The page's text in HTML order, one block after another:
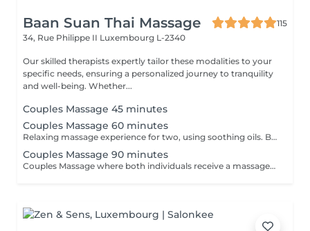
Baan Suan Thai Massage
115
34, Rue Philippe II Luxembourg L-2340
Our skilled therapists expertly tailor these modalities to your
specific needs, ensuring a personalized journey to tranquility
and well-being. Whether...
Couples Massage 45 minutes
Couples Massage 60 minutes
Relaxing massage experience for two, using soothing oils. Both guests receive simultaneous treatments in a shared room, focusing on stress relief & comfort. *Price listed is per guest*
Couples Massage 90 minutes
Couples Massage where both individuals receive a massage simultaneously in the same room. This service is focused on relaxation and stress relief for couples. It's a practical way for partners to enjoy a massage experience together. 130 EUR per guest